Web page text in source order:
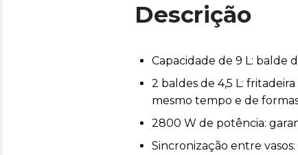
Descrição
Capacidade de 9 L: balde
2 baldes de 4,5 L:
mesmo tempo e de
2800 W de potência:
Sincronização entre